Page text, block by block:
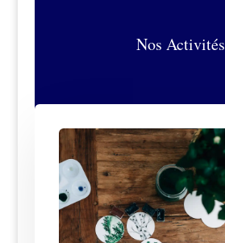
Nos Activités